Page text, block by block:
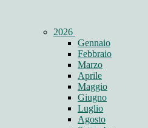
2026
Gennaio
Febbraio
Marzo
Aprile
Maggio
Giugno
Luglio
Agosto